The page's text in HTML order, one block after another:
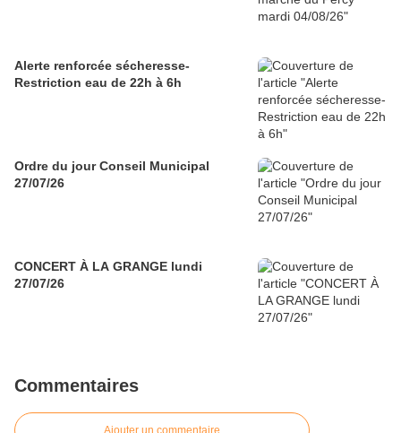
Alerte renforcée sécheresse-
Restriction eau de 22h à 6h
Ordre du jour Conseil Municipal
27/07/26
CONCERT À LA GRANGE lundi
27/07/26
Commentaires
Ajouter un commentaire